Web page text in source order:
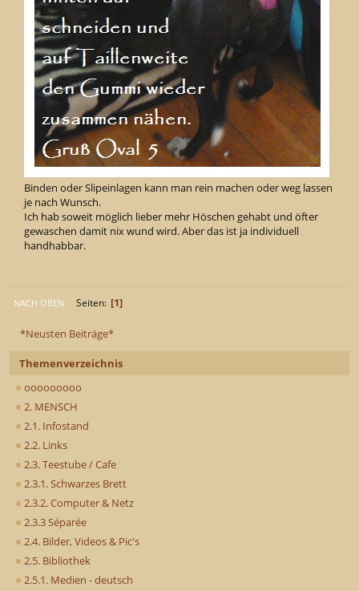
*Neusten Beiträge*
Themenverzeichnis
ooooooooo
2. MENSCH
2.1. Infostand
2.2. Links
2.3. Teestube / Cafe
2.3.1. Schwarzes Brett
2.3.2. Computer & Netz
2.3.3 Séparée
2.4. Bilder, Videos & Pic's
2.5. Bibliothek
2.5.1. Medien - deutsch
Binden oder Slipeinlagen kann man rein machen oder weg lassen
je nach Wunsch.
Ich hab soweit möglich lieber mehr Höschen gehabt und öfter
gewaschen damit nix wund wird. Aber das ist ja individuell
handhabbar.
NACH OBEN Seiten 1